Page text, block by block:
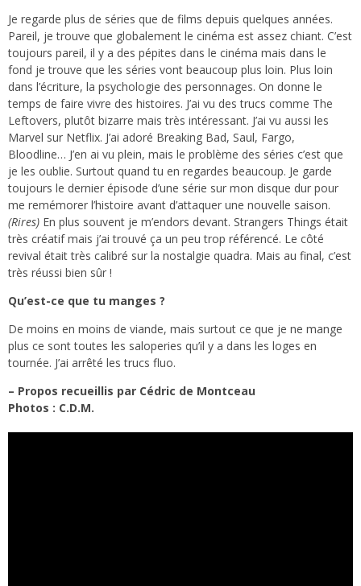
Je regarde plus de séries que de films depuis quelques années.
Pareil, je trouve que globalement le cinéma est assez chiant. C’est
toujours pareil, il y a des pépites dans le cinéma mais dans le
fond je trouve que les séries vont beaucoup plus loin. Plus loin
dans l’écriture, la psychologie des personnages. On donne le
temps de faire vivre des histoires. J’ai vu des trucs comme The
Leftovers, plutôt bizarre mais très intéressant. J’ai vu aussi les
Marvel sur Netflix. J’ai adoré Breaking Bad, Saul, Fargo,
Bloodline… J’en ai vu plein, mais le problème des séries c’est que
je les oublie. Surtout quand tu en regardes beaucoup. Je garde
toujours le dernier épisode d’une série sur mon disque dur pour
me remémorer l’histoire avant d’attaquer une nouvelle saison.
(Rires) En plus souvent je m’endors devant. Strangers Things était
très créatif mais j’ai trouvé ça un peu trop référencé. Le côté
revival était très calibré sur la nostalgie quadra. Mais au final, c’est
très réussi bien sûr !
Qu’est-ce que tu manges ?
De moins en moins de viande, mais surtout ce que je ne mange
plus ce sont toutes les saloperies qu’il y a dans les loges en
tournée. J’ai arrêté les trucs fluo.
– Propos recueillis par Cédric de Montceau
Photos : C.D.M.